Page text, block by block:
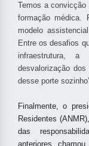
Temos a convicção
formação médica.
modelo
Entre os desafios
infraestrutura,
desvalorização
desse porte
Finalmente, o
Residentes
das
anteriores,